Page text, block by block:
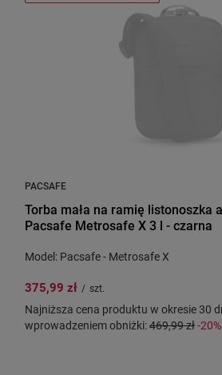
PACSAFE
Torba mała na ramię listonoszka
Pacsafe Metrosafe X 3 l - czarna
Model: Pacsafe - Metrosafe X
375,99 zł / szt.
Najniższa cena produktu w okresie 30
wprowadzeniem obniżki:469,99 zł-20%